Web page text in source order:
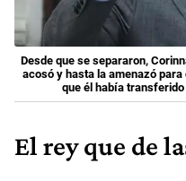
Desde que se separaron,
acosó y hasta la amenazó
que él había
El rey que de